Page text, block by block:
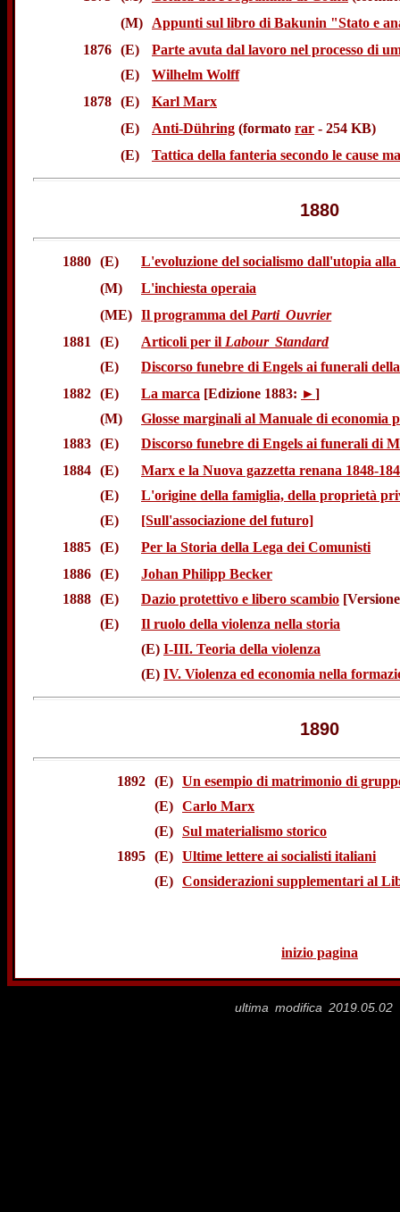
(M)
Appunti sul libro di Bakunin "Stato e
1876 (E)
Parte avuta dal lavoro nel processo di
(E)
Wilhelm Wolff
1878 (E)
Karl Marx
(E)
Anti-Dühring (formato rar - 254 KB)
(E)
Tattica della fanteria secondo le cause
1880
1880 (E)
L'evoluzione del socialismo dall'utopia alla
(M)
L'inchiesta operaia
(ME) Il programma del Parti Ouvrier
1881 (E) Articoli per il Labour Standard
(E)
Discorso funebre di Engels ai funerali
1882 (E) La marca [Edizione 1883: ►]
(M)
Glosse marginali al Manuale di economia
1883 (E)
Discorso funebre di Engels ai funerali di
1884 (E)
Marx e la Nuova gazzetta renana 1848-
(E)
L'origine della famiglia, della proprietà
(E)
[Sull'associazione del futuro]
1885 (E)
Per la Storia della Lega dei Comunisti
1886 (E)
Johan Philipp Becker
1888 (E) Dazio protettivo e libero scambio
(E)
Il ruolo della violenza nella storia
(E) I-III. Teoria della violenza
(E) IV. Violenza ed economia nella
1890
1892 (E) Un esempio di matrimonio di
(E) Carlo Marx
(E) Sul materialismo storico
1895 (E) Ultime lettere ai socialisti italiani
(E) Considerazioni supplementari al
inizio pagina
ultima modifica 2019.05.02